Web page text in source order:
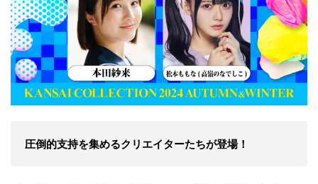
圧倒的支持を集めるクリエイターたちが登場！